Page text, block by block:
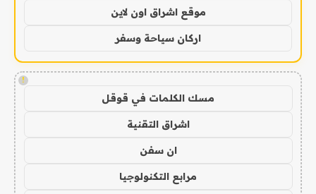
موقع اشراق اون لاين
اركان سياحة وسفر
!
مسك الكلمات في قوقل
اشراق التقنية
ان سفن
مرابع التكنولوجيا